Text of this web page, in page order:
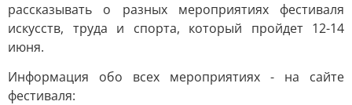
рассказывать о разных мероприятиях фестиваля
искусств, труда и спорта, который пройдет 12-14
июня.
Информация обо всех мероприятиях - на сайте
фестиваля: